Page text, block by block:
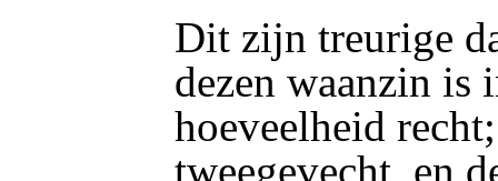
Dit zijn treurige
dezen waanzin is
hoeveelheid
tweegevecht, en